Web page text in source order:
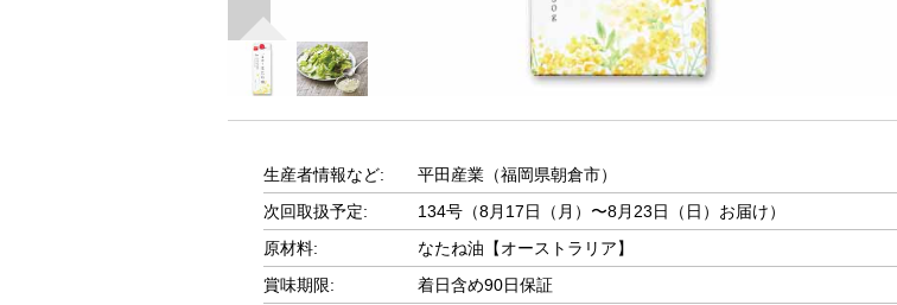
生産者情報など:
平田産業（福岡県朝倉市）
次回取扱予定:
134号（8月17日（月）〜8月23日（日）お届け）
原材料:
なたね油【オーストラリア】
賞味期限:
着日含め90日保証